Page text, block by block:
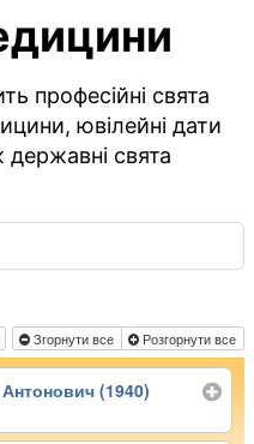
професійні свята
ювілейні дати
свята
Згорнути все Розгорнути все
(1940)